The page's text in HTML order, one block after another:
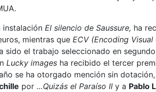
instalación El silencio de Saussure, ha
mientras que ECV (Encoding Visual
sido el trabajo seleccionado en
Lucky images ha recibido el tercer
se ha otorgado mención sin
por …Quizás el Paraíso II y a Pablo